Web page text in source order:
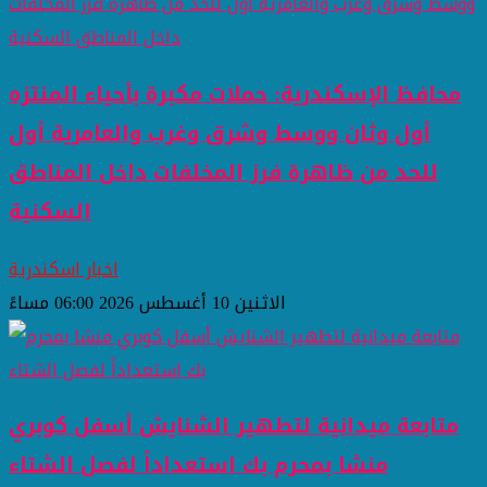
محافظ الإسكندرية: حملات مكبرة بأحياء المنتزه
أول وثان ووسط وشرق وغرب والعامرية أول
للحد من ظاهرة فرز المخلفات داخل المناطق
السكنية
اخبار اسكندرية
الاثنين 10 أغسطس 2026 06:00 مساءً
متابعة ميدانية لتطهير الشنايش أسفل كوبري
منشا بمحرم بك استعداداً لفصل الشتاء